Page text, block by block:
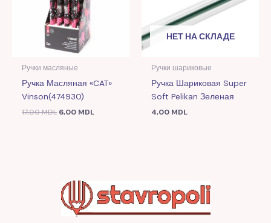
Ручки масляные
Ручка Масляная «CAT»
Vinson(474930)
17,00MDL 6,00 MDL
НЕТ НА СКЛАДЕ
Ручки шариковые
Ручка Шариковая Super
Soft Pelikan Зеленая
4,00 MDL